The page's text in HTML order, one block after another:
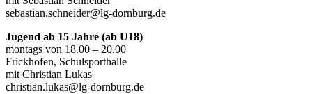
sebastian.schneider@lg-dornburg.de
Jugend ab 15 Jahre (ab U18)
montags von 18.00 – 20.00
Frickhofen, Schulsporthalle
mit Christian Lukas
christian.lukas@lg-dornburg.de